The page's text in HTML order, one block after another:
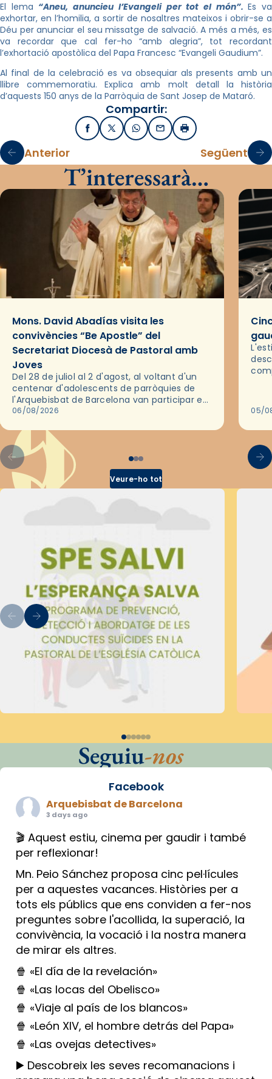
El lema “Aneu, anuncieu l’Evangeli per tot el món”.Es va
exhortar, en l’homilia, a sortir de nosaltres mateixos i obrir-se a
Déu per anunciar el seu missatge de salvació. A més a més, es
va recordar que cal fer-ho “amb alegria”, tot recordant
l’exhortació apostòlica del Papa Francesc “Evangeli Gaudium”.
Al final de la celebració es va obsequiar als presents amb un
llibre commemoratiu. Explica amb molt detall la història
d’aquests 150 anys de la Parròquia de Sant Josep de Mataró.
Compartir:
FacebookX / TwitterWhatsApp
EmailImprimir
Anterior Següent
T’interessarà…
Mons. David Abadías visita les
convivències “Be Apostle” del
Secretariat Diocesà de Pastoral amb
Joves
Del 28 de juliol al 2 d'agost, al voltant d'un
centenar d'adolescents de parròquies de
l'Arquebisbat de Barcelona van participar en
les convivències Be Apostle, organitzades
06/08/2026 05/
Veure-ho tot
Seguiu-nos
Facebook
Arquebisbat de Barcelona
3 days ago
🎬 Aquest estiu, cinema per gaudir i també
per reflexionar!
Mn. Peio Sánchez proposa cinc pel·lícules
per a aquestes vacances. Històries per a
tots els públics que ens conviden a fer-nos
preguntes sobre l'acollida, la superació, la
convivència, la vocació i la nostra manera
de mirar els altres.
🍿 «El día de la revelación»
🍿 «Las locas del Obelisco»
🍿 «Viaje al país de los blancos»
🍿 «León XIV, el hombre detrás del Papa»
🍿 «Las ovejas detectives»
▶️ Descobreix les seves recomanacions i